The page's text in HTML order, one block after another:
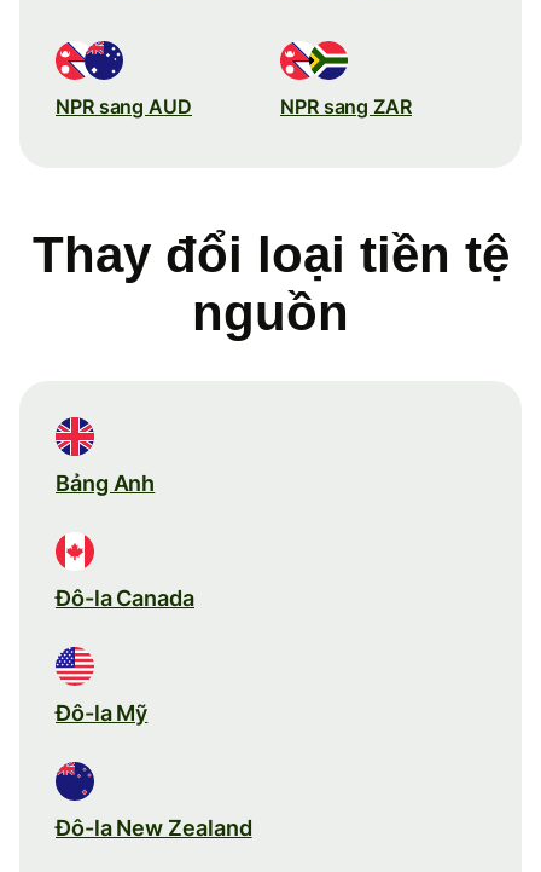
NPR sang AUD NPR sang ZAR
Thay đổi loại tiền tệ
nguồn
Bảng Anh
Đô-la Canada
Đô-la Mỹ
Đô-la New Zealand